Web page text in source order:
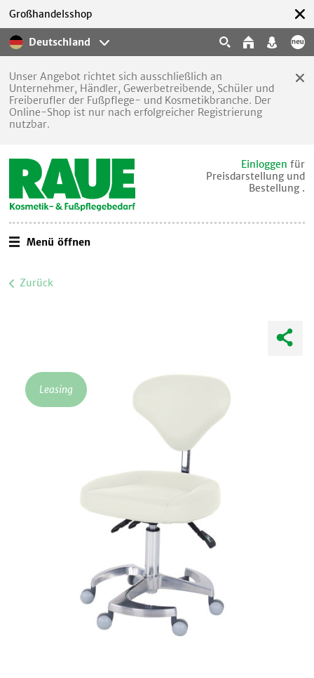
Deutschland
Großhandelsshop
Unser Angebot richtet sich ausschließlich an
Unternehmer, Händler, Gewerbetreibende, Schüler und
Freiberufler der Fußpflege- und Kosmetikbranche. Der
Online-Shop ist nur nach erfolgreicher Registrierung
nutzbar.
Einloggen für
Preisdarstellung und
Bestellung .
Menü öffnen
Zurück
Leasing
E